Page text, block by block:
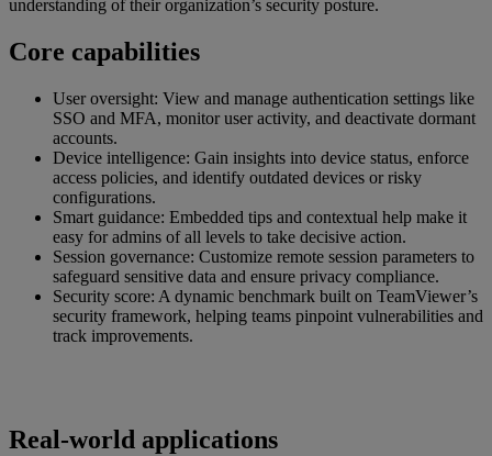
understanding of their organization’s security posture.
Core capabilities
User oversight: View and manage authentication settings like
SSO and MFA, monitor user activity, and deactivate dormant
accounts.
Device intelligence: Gain insights into device status, enforce
access policies, and identify outdated devices or risky
configurations.
Smart guidance: Embedded tips and contextual help make it
easy for admins of all levels to take decisive action.
Session governance: Customize remote session parameters to
safeguard sensitive data and ensure privacy compliance.
Security score: A dynamic benchmark built on TeamViewer’s
security framework, helping teams pinpoint vulnerabilities and
track improvements.
Real-world applications